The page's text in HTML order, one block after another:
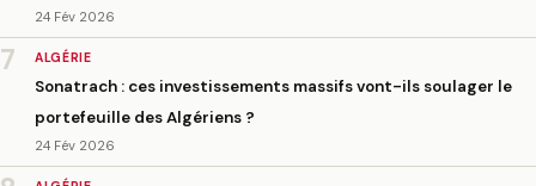
24 Fév 2026
7 ALGÉRIE
Sonatrach : ces investissements massifs vont-ils soulager le
portefeuille des Algériens ?
24 Fév 2026